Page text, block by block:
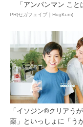
「アンパンマン こと
ん...
PR(セガフェイブ｜HugKum)
「イソジン®クリアう
薬」といっしょに「う